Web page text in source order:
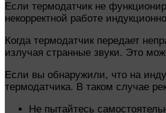
Если термодатчик не
некорректной работе
Когда термодатчик передает
излучая странные звуки. Это
Если вы обнаружили, что на
термодатчика. В таком случае
Не пытайтесь